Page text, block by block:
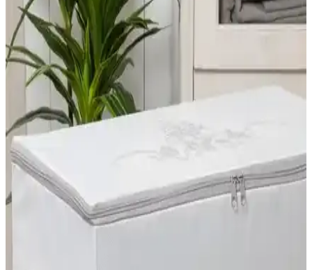
Nacarev ve Ocean Home Textile Orta Boy Hurçlar
Karşılaştırması Evde Düzen ve Saklama Çözümleri
İki popüler orta boy hurç modelini detaylı karşılaştırıyoruz. Nacarev
ve Ocean Home Textile ürünleri, kullanım alanları, kullanıcı
yorumları ve özellikleriyle evde düzen ve saklama çözümleri
Tengiz Home 6'lı bavul düzenleyici seti seyahat ve ev
kullanımı için ideal çözümler sunar
Tengiz Home'un 6'lı hurç seti, farklı boyutlarda tasarlandı, dayanıklı
malzemesi ve estetik görünümüyle seyahatte ve evde düzen sağlar,
ihtiyaçlara uygun çözümler sunar.
Mor Bebe Baby ve Tengiz Home Bavul